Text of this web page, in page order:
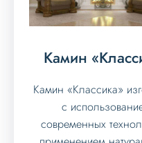
Камин
Камин «Классика»
с
современных